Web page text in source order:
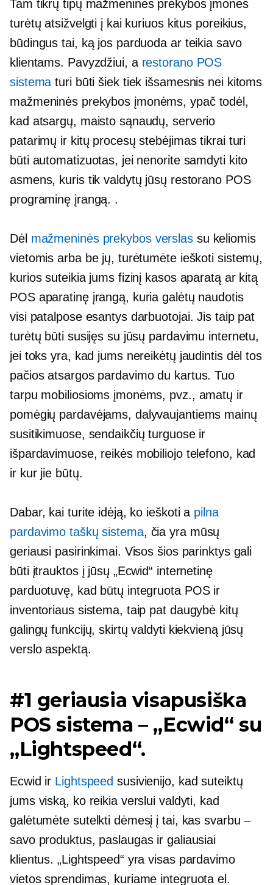
Tam tikrų tipų mažmeninės prekybos įmonės
turėtų atsižvelgti į kai kuriuos kitus poreikius,
būdingus tai, ką jos parduoda ar teikia savo
klientams. Pavyzdžiui, a restorano POS
sistema turi būti šiek tiek išsamesnis nei kitoms
mažmeninės prekybos įmonėms, ypač todėl,
kad atsargų, maisto sąnaudų, serverio
patarimų ir kitų procesų stebėjimas tikrai turi
būti automatizuotas, jei nenorite samdyti kito
asmens, kuris tik valdytų jūsų restorano POS
programinę įrangą. .
Dėl mažmeninės prekybos verslassu keliomis
vietomis arba be jų, turėtumėte ieškoti sistemų,
kurios suteikia jums fizinį kasos aparatą ar kitą
POS aparatinę įrangą, kuria galėtų naudotis
visi patalpose esantys darbuotojai. Jis taip pat
turėtų būti susijęs su jūsų pardavimu internetu,
jei toks yra, kad jums nereikėtų jaudintis dėl tos
pačios atsargos pardavimo du kartus. Tuo
tarpu mobiliosioms įmonėms, pvz., amatų ir
pomėgių pardavėjams, dalyvaujantiems mainų
susitikimuose, sendaikčių turguose ir
išpardavimuose, reikės mobiliojo telefono, kad
ir kur jie būtų.
Dabar, kai turite idėją, ko ieškoti a pilna
pardavimo taškų sistema, čia yra mūsų
geriausi pasirinkimai. Visos šios parinktys gali
būti įtrauktos į jūsų „Ecwid“ internetinę
parduotuvę, kad būtų integruota POS ir
inventoriaus sistema, taip pat daugybė kitų
galingų funkcijų, skirtų valdyti kiekvieną jūsų
verslo aspektą.
#1 geriausia visapusiška
POS sistema – „Ecwid“ su
„Lightspeed“.
Ecwid ir Lightspeed susivienijo, kad suteiktų
jums viską, ko reikia verslui valdyti, kad
galėtumėte sutelkti dėmesį į tai, kas svarbu –
savo produktus, paslaugas ir galiausiai
klientus. „Lightspeed“ yra visas pardavimo
vietos sprendimas, kuriame integruota el.